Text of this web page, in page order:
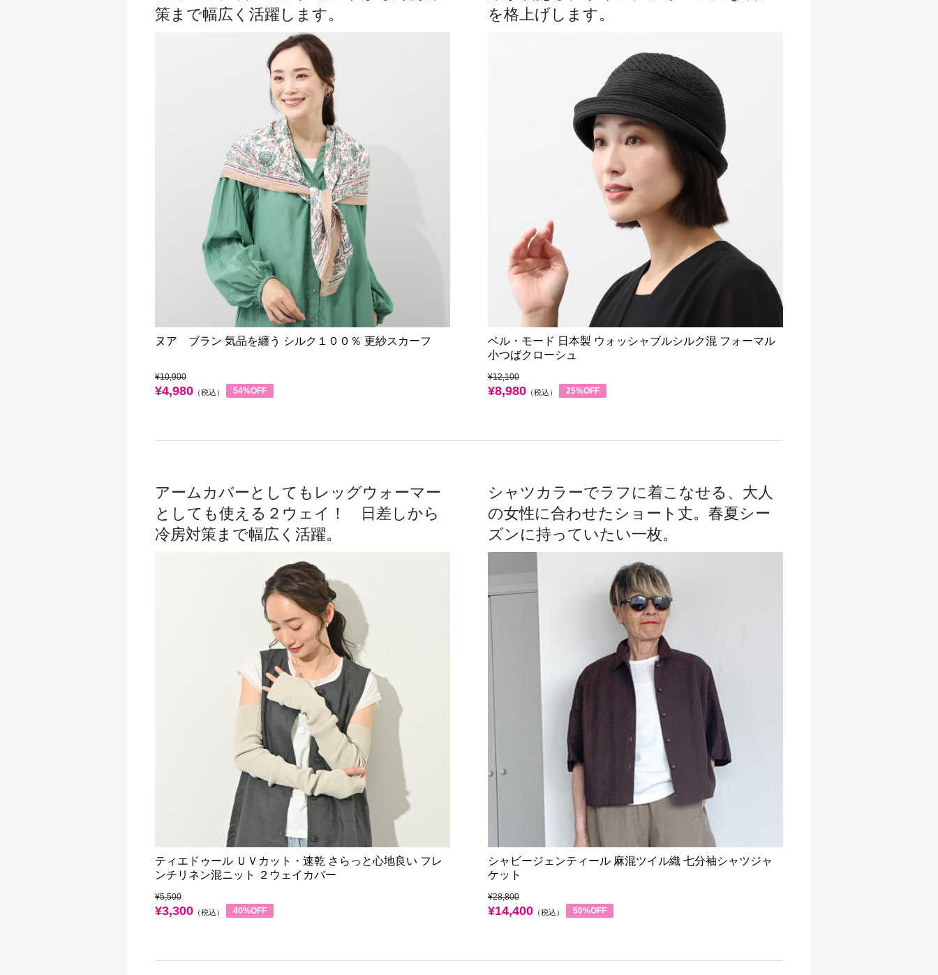
策まで幅広く活躍します。
ヌア ブラン 気品を纏う シルク１００％ 更紗スカーフ
¥10,900
¥4,980 （税込） 54%OFF
を格上げします。
ベル・モード 日本製 ウォッシャブルシルク混 フォーマル
小つばクローシュ
¥12,100
¥8,980 （税込） 25%OFF
アームカバーとしてもレッグウォーマー
としても使える２ウェイ！ 日差しから
冷房対策まで幅広く活躍。
ティエドゥール ＵＶカット・速乾 さらっと心地良い フレ
ンチリネン混ニット ２ウェイカバー
¥5,500
¥3,300 （税込） 40%OFF
シャツカラーでラフに着こなせる、大人
の女性に合わせたショート丈。春夏シー
ズンに持っていたい一枚。
シャビージェンティール 麻混ツイル織 七分袖シャツジャ
ケット
¥28,800
¥14,400 （税込） 50%OFF